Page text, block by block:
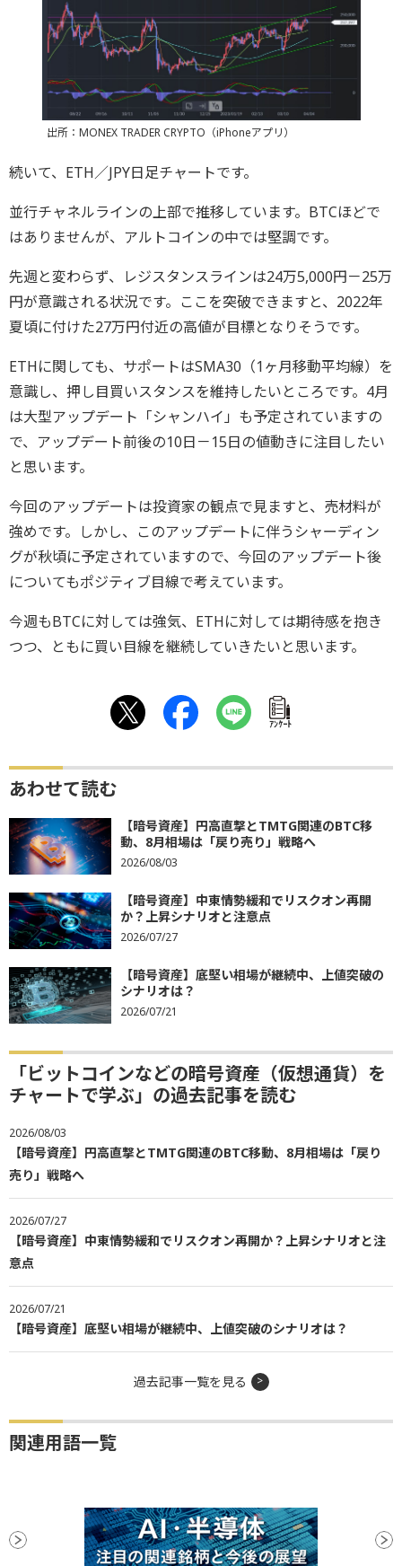
出所：MONEX TRADER CRYPTO（iPhoneアプリ）
続いて、ETH／JPY日足チャートです。
並行チャネルラインの上部で推移しています。BTCほどで
はありませんが、アルトコインの中では堅調です。
先週と変わらず、レジスタンスラインは24万5,000円－25万
円が意識される状況です。ここを突破できますと、2022年
夏頃に付けた27万円付近の高値が目標となりそうです。
ETHに関しても、サポートはSMA30（1ヶ月移動平均線）を
意識し、押し目買いスタンスを維持したいところです。4月
は大型アップデート「シャンハイ」も予定されていますの
で、アップデート前後の10日－15日の値動きに注目したい
と思います。
今回のアップデートは投資家の観点で見ますと、売材料が
強めです。しかし、このアップデートに伴うシャーディン
グが秋頃に予定されていますので、今回のアップデート後
についてもポジティブ目線で考えています。
今週もBTCに対しては強気、ETHに対しては期待感を抱き
つつ、ともに買い目線を継続していきたいと思います。
ｱﾝｹｰﾄ
あわせて読む
【暗号資産】円高直撃とTMTG関連のBTC移
動、8月相場は「戻り売り」戦略へ
2026/08/03
【暗号資産】中東情勢緩和でリスクオン再開
か？上昇シナリオと注意点
2026/07/27
【暗号資産】底堅い相場が継続中、上値突破の
シナリオは？
2026/07/21
「ビットコインなどの暗号資産（仮想通貨）を
チャートで学ぶ」の過去記事を読む
2026/08/03
【暗号資産】円高直撃とTMTG関連のBTC移動、8月相場は「戻り
売り」戦略へ
2026/07/27
【暗号資産】中東情勢緩和でリスクオン再開か？上昇シナリオと注
意点
2026/07/21
【暗号資産】底堅い相場が継続中、上値突破のシナリオは？
過去記事一覧を見る
関連用語一覧